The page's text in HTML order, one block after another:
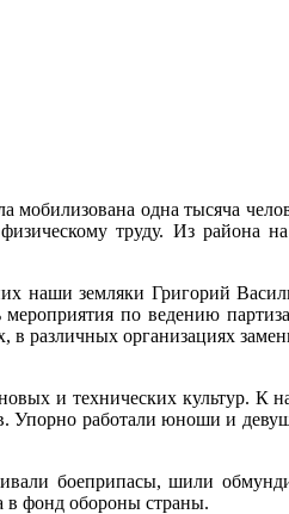
одна тысяча
труду. Из района
наши земляки Григорий
по ведению
различных организациях
и технических культур. К
Упорно работали юноши и
боеприпасы, шили
в фонд обороны страны.